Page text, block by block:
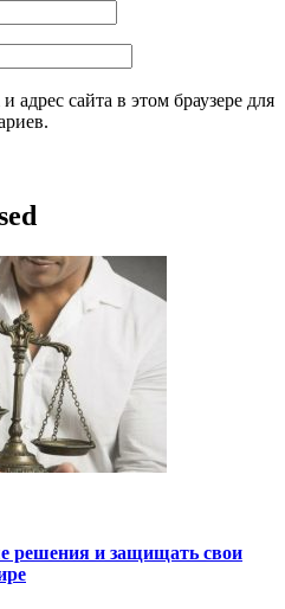
адрес сайта в этом браузере для
решения и защищать свои